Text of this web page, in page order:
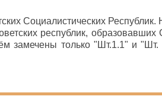
Социалистических
республик,
замечены только "Шт.1.1" и